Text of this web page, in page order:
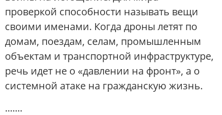
проверкой способности называть вещи
своими именами. Когда дроны летят по
домам, поездам, селам, промышленным
объектам и транспортной инфраструктуре,
речь идет не о «давлении на фронт», а о
системной атаке на гражданскую жизнь.
.......